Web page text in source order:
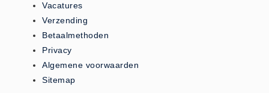
RI&E
Bedrijfsnoodplannen
VCA Trajecten
ISO 9001 Begeleiding
Vacatures
Verzending
Betaalmethoden
Privacy
Algemene voorwaarden
Sitemap